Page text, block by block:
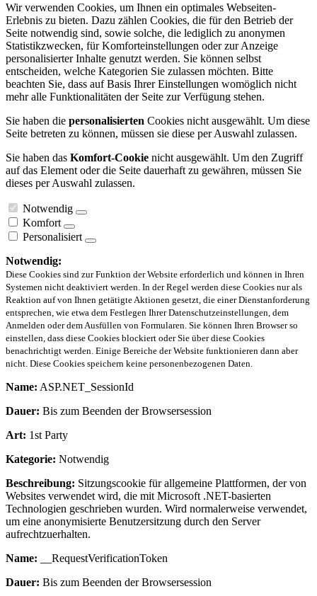
Wir verwenden Cookies, um Ihnen ein optimales Webseiten-
Erlebnis zu bieten. Dazu zählen Cookies, die für den Betrieb der
Seite notwendig sind, sowie solche, die lediglich zu anonymen
Statistikzwecken, für Komforteinstellungen oder zur Anzeige
personalisierter Inhalte genutzt werden. Sie können selbst
entscheiden, welche Kategorien Sie zulassen möchten. Bitte
beachten Sie, dass auf Basis Ihrer Einstellungen womöglich nicht
mehr alle Funktionalitäten der Seite zur Verfügung stehen.
Sie haben die personalisierten Cookies nicht ausgewählt. Um diese
Seite betreten zu können, müssen sie diese per Auswahl zulassen.
Sie haben das Komfort-Cookie nicht ausgewählt. Um den Zugriff
auf das Element oder die Seite dauerhaft zu gewähren, müssen Sie
dieses per Auswahl zulassen.
Notwendig
Komfort
Personalisiert
Notwendig:
Diese Cookies sind zur Funktion der Website erforderlich und können in Ihren
Systemen nicht deaktiviert werden. In der Regel werden diese Cookies nur als
Reaktion auf von Ihnen getätigte Aktionen gesetzt, die einer Dienstanforderung
entsprechen, wie etwa dem Festlegen Ihrer Datenschutzeinstellungen, dem
Anmelden oder dem Ausfüllen von Formularen. Sie können Ihren Browser so
einstellen, dass diese Cookies blockiert oder Sie über diese Cookies
benachrichtigt werden. Einige Bereiche der Website funktionieren dann aber
nicht. Diese Cookies speichern keine personenbezogenen Daten.
Name: ASP.NET_SessionId
Dauer: Bis zum Beenden der Browsersession
Art: 1st Party
Kategorie: Notwendig
Beschreibung: Sitzungscookie für allgemeine Plattformen, der von
Websites verwendet wird, die mit Microsoft .NET-basierten
Technologien geschrieben wurden. Wird normalerweise verwendet,
um eine anonymisierte Benutzersitzung durch den Server
aufrechtzuerhalten.
Name: __RequestVerificationToken
Dauer: Bis zum Beenden der Browsersession